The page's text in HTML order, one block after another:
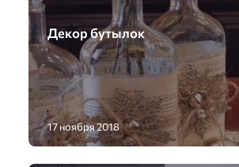
Декор бутылок
17 ноября 2018